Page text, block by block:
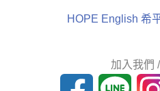
HOPE English 希
加入我們